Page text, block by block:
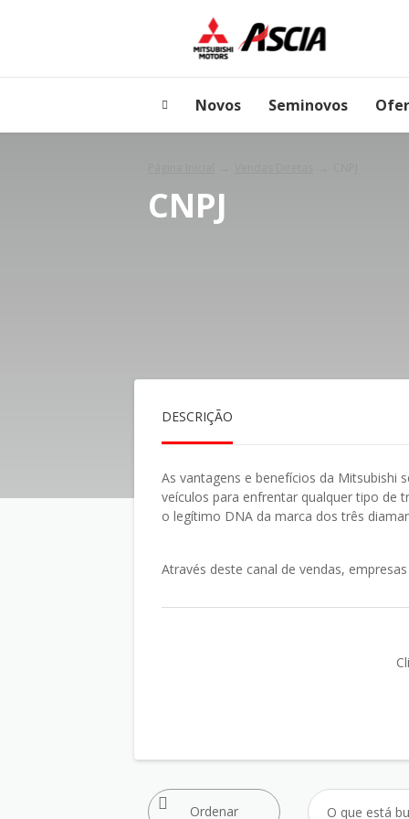
Novos Seminovos
CNPJ
DESCRIÇÃO
As vantagens e benefícios da Mitsubishi
veículos para enfrentar qualquer tipo de
o legítimo DNA da marca dos três
Através deste canal de vendas,
Ordenar